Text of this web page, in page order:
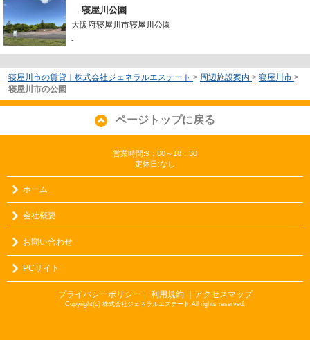
寝屋川公園
大阪府寝屋川市寝屋川公園
-
寝屋川市の賃貸｜株式会社ジェネラルエステート > 周辺施設案内 > 寝屋川市 >
寝屋川市の公園
ページトップに戻る
営業時間:9：00～18：30
定休日:なし
ホーム
会社概要
お問い合わせ
PCサイト
プライバシーポリシー ｜ 利用規約 ｜アクセスマップ
Copyright(c) 株式会社ジェネラルエステート All rights reserved.